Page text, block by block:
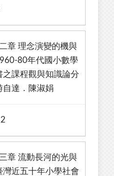
理念演變的機與
80年代國小數學
之課程觀與知識論分
自達．陳淑娟
流動長河的光與
灣近五十年小學社會